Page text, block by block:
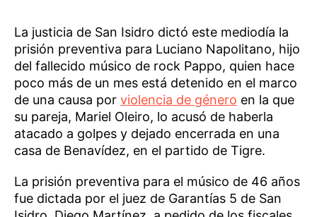
La justicia de San Isidro dictó este mediodía la
prisión preventiva para Luciano Napolitano, hijo
del fallecido músico de rock Pappo, quien hace
poco más de un mes está detenido en el marco
de una causa por violencia de género en la que
su pareja, Mariel Oleiro, lo acusó de haberla
atacado a golpes y dejado encerrada en una
casa de Benavídez, en el partido de Tigre.
La prisión preventiva para el músico de 46 años
fue dictada por el juez de Garantías 5 de San